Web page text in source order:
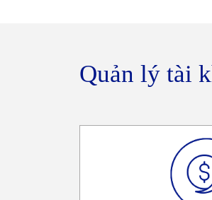
Quản lý tài